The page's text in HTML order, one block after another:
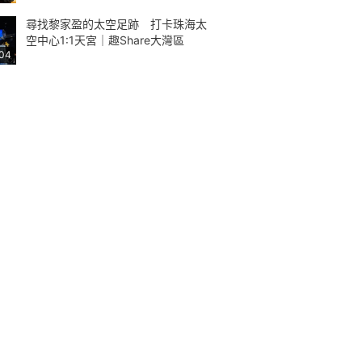
尋找黎家盈的太空足跡 打卡珠海太
空中心1:1天宮｜趣Share大灣區